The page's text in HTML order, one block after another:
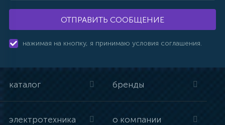
ОТПРАВИТЬ СООБЩЕНИЕ
нажимая на кнопку, я принимаю условия соглашения.
каталог бренды
электротехника о компании